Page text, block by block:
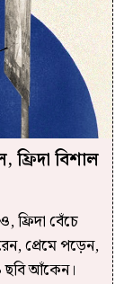
ফ্রিদা বিশাল
ফ্রিদা বেঁচে
প্রেমে পড়েন,
ছবি আঁকেন।